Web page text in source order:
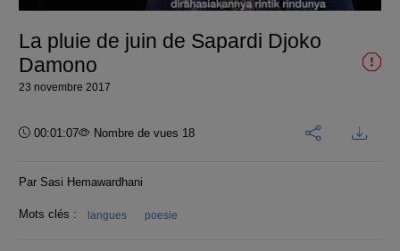
vidéo
La pluie de juin de Sapardi Djoko
Damono
23 novembre 2017
Durée :
00:01:07 Nombre de vues 18
Par Sasi Hemawardhani
Mots clés : langues poesie